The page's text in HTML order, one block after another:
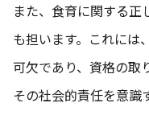
また、食育に関する
も担います。これには
可欠であり、資格の取
その社会的責任を意識